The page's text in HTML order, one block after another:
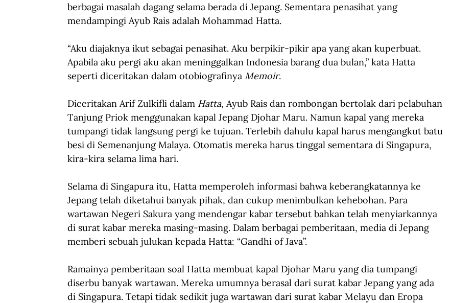
berbagai masalah dagang selama berada di Jepang. Sementara penasihat yang
mendampingi Ayub Rais adalah Mohammad Hatta.
“Aku diajaknya ikut sebagai penasihat. Aku berpikir-pikir apa yang akan kuperbuat.
Apabila aku pergi aku akan meninggalkan Indonesia barang dua bulan,” kata Hatta
seperti diceritakan dalam otobiografinya Memoir.
Diceritakan Arif Zulkifli dalam Hatta, Ayub Rais dan rombongan bertolak dari pelabuhan
Tanjung Priok menggunakan kapal Jepang Djohar Maru. Namun kapal yang mereka
tumpangi tidak langsung pergi ke tujuan. Terlebih dahulu kapal harus mengangkut batu
besi di Semenanjung Malaya. Otomatis mereka harus tinggal sementara di Singapura,
kira-kira selama lima hari.
Selama di Singapura itu, Hatta memperoleh informasi bahwa keberangkatannya ke
Jepang telah diketahui banyak pihak, dan cukup menimbulkan kehebohan. Para
wartawan Negeri Sakura yang mendengar kabar tersebut bahkan telah menyiarkannya
di surat kabar mereka masing-masing. Dalam berbagai pemberitaan, media di Jepang
memberi sebuah julukan kepada Hatta: “Gandhi of Java”.
Ramainya pemberitaan soal Hatta membuat kapal Djohar Maru yang dia tumpangi
diserbu banyak wartawan. Mereka umumnya berasal dari surat kabar Jepang yang ada
di Singapura. Tetapi tidak sedikit juga wartawan dari surat kabar Melayu dan Eropa